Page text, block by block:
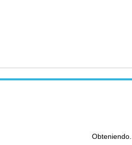
Obteniendo...